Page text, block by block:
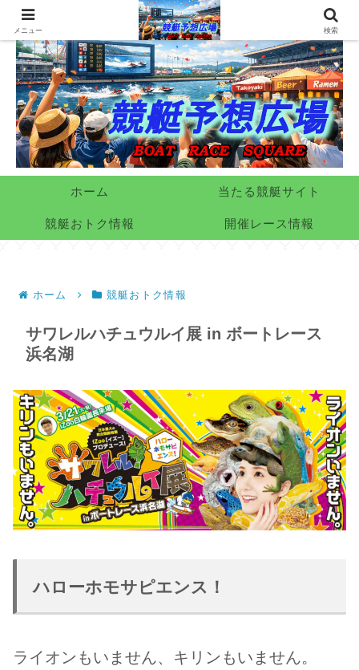
ホーム 当たる競艇サイト
競艇おトク情報 開催レース情報
ホーム 競艇おトク情報
サワレルハチュウルイ展 in ボートレース
浜名湖
ハローホモサピエンス！
ライオンもいません、キリンもいません。
メニュー 検索